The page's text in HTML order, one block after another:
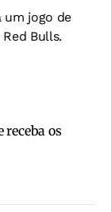
um jogo de
Bulls.
receba os